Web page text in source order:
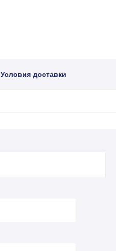
Условия доставки